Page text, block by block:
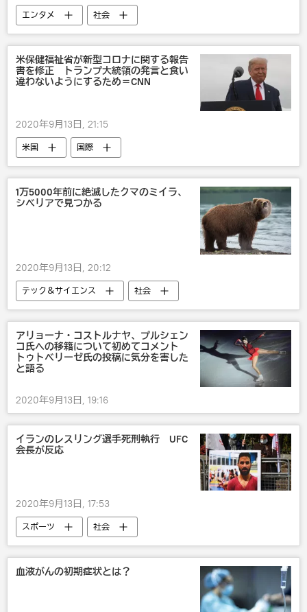
エンタメ 社会
米保健福祉省が新型コロナに関する報告
書を修正 トランプ大統領の発言と食い
違わないようにするため＝CNN
2020年9月13日, 21:15
米国 国際
1万5000年前に絶滅したクマのミイラ、
シベリアで見つかる
2020年9月13日, 20:12
テック＆サイエンス 社会
アリョーナ・コストルナヤ、プルシェン
コ氏への移籍について初めてコメント
トゥトベリーゼ氏の投稿に気分を害した
と語る
2020年9月13日, 19:16
イランのレスリング選手死刑執行 UFC
会長が反応
2020年9月13日, 17:53
スポーツ 社会
血液がんの初期症状とは？